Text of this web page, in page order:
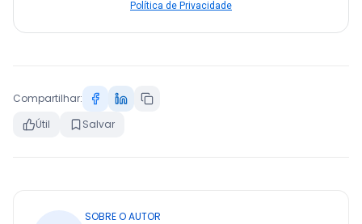
Política de Privacidade
Compartilhar:
Útil
Salvar
SOBRE O AUTOR